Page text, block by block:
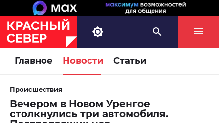
Главное Новости Статьи
Происшествия
Вечером в Новом Уренгое
столкнулись три автомобиля.